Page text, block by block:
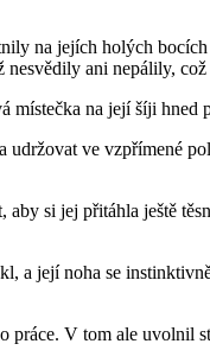
na jejích holých
ani nepálily,
na její šíji
ve vzpřímené
si jej přitáhla ještě
a její noha se
V tom ale uvolnil